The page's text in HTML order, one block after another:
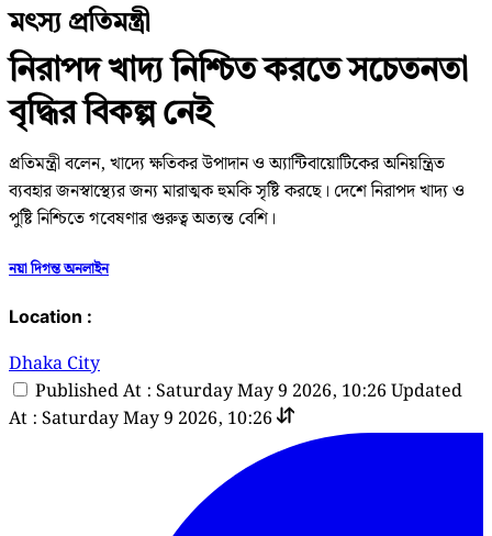
মৎস্য প্রতিমন্ত্রী
নিরাপদ খাদ্য নিশ্চিত করতে সচেতনতা
বৃদ্ধির বিকল্প নেই
প্রতিমন্ত্রী বলেন, খাদ্যে ক্ষতিকর উপাদান ও অ্যান্টিবায়োটিকের অনিয়ন্ত্রিত
ব্যবহার জনস্বাস্থ্যের জন্য মারাত্মক হুমকি সৃষ্টি করছে। দেশে নিরাপদ খাদ্য ও
পুষ্টি নিশ্চিতে গবেষণার গুরুত্ব অত্যন্ত বেশি।
নয়া দিগন্ত অনলাইন
Location :
Dhaka City
Published At : Saturday May 9 2026, 10:26 Updated
At : Saturday May 9 2026, 10:26